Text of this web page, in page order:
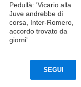
Pedullà: 'Vicario alla
Juve andrebbe di
corsa, Inter-Romero,
accordo trovato da
giorni'
SEGUI